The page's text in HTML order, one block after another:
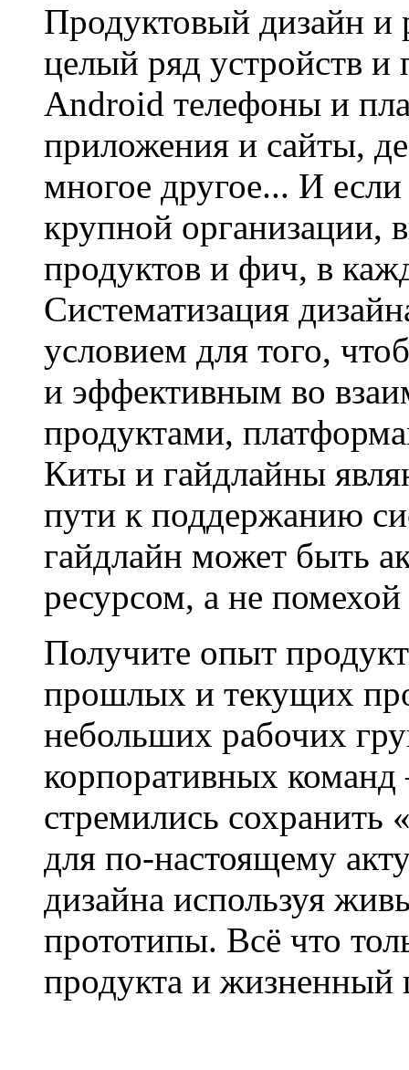
Продуктовый дизайн и
целый ряд устройств
Android телефоны и
приложения и сайты,
многое другое... И
крупной организации,
продуктов и фич, в
Систематизация
условием для того,
и эффективным во
продуктами,
Киты и гайдлайны
пути к поддержанию
гайдлайн может быть
ресурсом, а не помехой
Получите опыт
прошлых и текущих
небольших рабочих
корпоративных
стремились
для по-настоящему
дизайна используя
прототипы. Всё что
продукта и жизненный